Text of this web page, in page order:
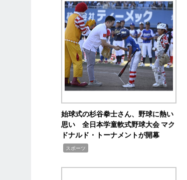
始球式の杉谷拳士さん、野球に熱い
思い 全日本学童軟式野球大会 マク
ドナルド・トーナメントが開幕
スポーツ